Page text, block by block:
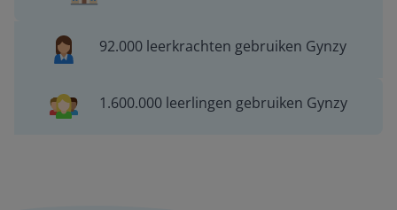
92.000 leerkrachten gebruiken Gynzy
1.600.000 leerlingen gebruiken Gynzy